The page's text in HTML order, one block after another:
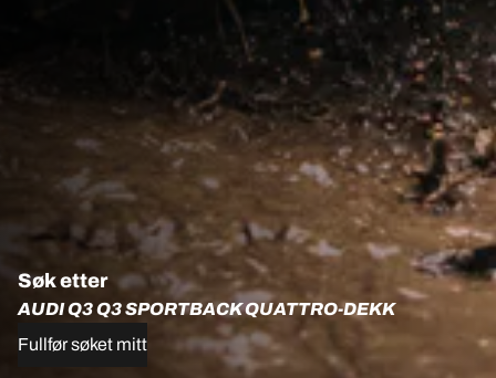
Søk etter
AUDI Q3 Q3 SPORTBACK QUATTRO-DEKK
Fullfør søket mitt